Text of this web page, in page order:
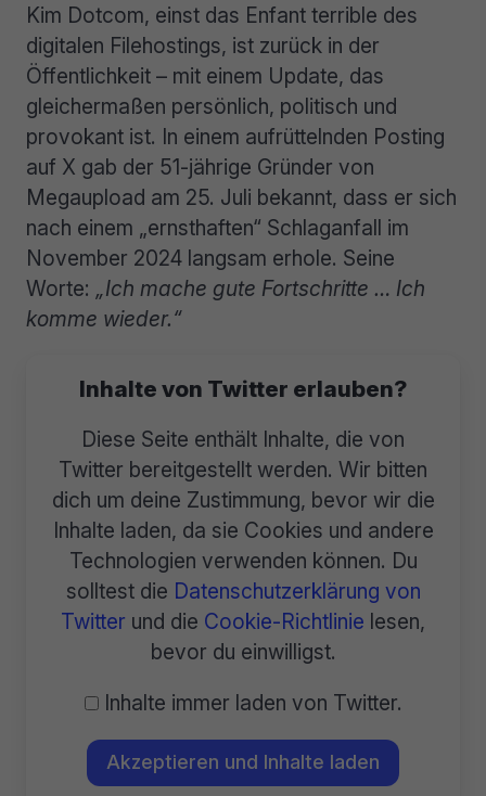
Kim Dotcom, einst das Enfant terrible des
digitalen Filehostings, ist zurück in der
Öffentlichkeit – mit einem Update, das
gleichermaßen persönlich, politisch und
provokant ist. In einem aufrüttelnden Posting
auf X gab der 51-jährige Gründer von
Megaupload am 25. Juli bekannt, dass er sich
nach einem „ernsthaften“ Schlaganfall im
November 2024 langsam erhole. Seine
Worte: „Ich mache gute Fortschritte … Ich
komme wieder.“
Inhalte von Twitter erlauben?
Diese Seite enthält Inhalte, die von
Twitter bereitgestellt werden. Wir bitten
dich um deine Zustimmung, bevor wir die
Inhalte laden, da sie Cookies und andere
Technologien verwenden können. Du
solltest die Datenschutzerklärung von
Twitter und die Cookie-Richtlinie lesen,
bevor du einwilligst.
Inhalte immer laden von Twitter.
Akzeptieren und Inhalte laden